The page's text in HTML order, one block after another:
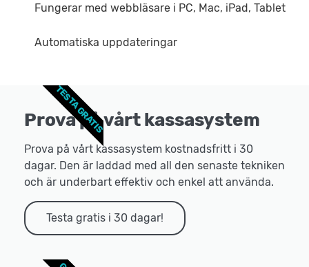
Fungerar med webbläsare i PC, Mac, iPad, Tablet
Automatiska uppdateringar
Prova på vårt kassasystem
Prova på vårt kassasystem kostnadsfritt i 30
dagar. Den är laddad med all den senaste tekniken
och är underbart effektiv och enkel att använda.
Testa gratis i 30 dagar!
TESTA GRATIS